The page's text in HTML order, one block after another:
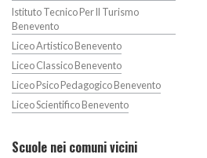
Istituto Tecnico Per Il Turismo
Benevento
Liceo Artistico Benevento
Liceo Classico Benevento
Liceo Psico Pedagogico Benevento
Liceo Scientifico Benevento
Scuole nei comuni vicini